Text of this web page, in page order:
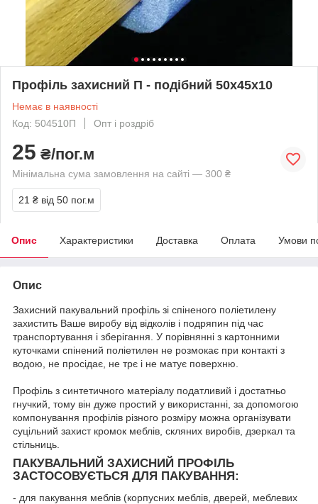
Профіль захисний П - подібний 50х45х10
Немає в наявності
Код: 504510П
Опт і роздріб
25 ₴/пог.м
Мінімальна сума замовлення на сайті — 300 ₴
21 ₴ від 50 пог.м
Опис Характеристики Доставка Оплата Умови
Опис
Захисний пакувальний профіль зі спіненого поліетилену
захистить Ваше виробу від відколів і подряпин під час
транспортування і зберігання. У порівнянні з картонними
куточками спінений поліетилен не розмокає при контакті з
водою, не просідає, не трє і не матує поверхню.
Профіль з синтетичного матеріалу податливий і достатньо
гнучкий, тому він дуже простий у використанні, за допомогою
компонування профілів різного розміру можна організувати
суцільний захист кромок меблів, скляних виробів, дзеркал та
стільниць.
ПАКУВАЛЬНИЙ ЗАХИСНИЙ ПРОФІЛЬ
ЗАСТОСОВУЄТЬСЯ ДЛЯ ПАКУВАННЯ:
- для пакування меблів (корпусних меблів, дверей, меблевих